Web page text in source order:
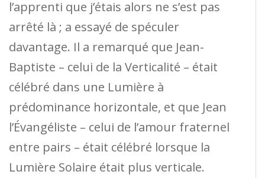
l’apprenti que j’étais alors ne s’est pas
arrêté là ; a essayé de spéculer
davantage. Il a remarqué que Jean-
Baptiste – celui de la Verticalité – était
célébré dans une Lumière à
prédominance horizontale, et que Jean
l’Évangéliste – celui de l’amour fraternel
entre pairs – était célébré lorsque la
Lumière Solaire était plus verticale.